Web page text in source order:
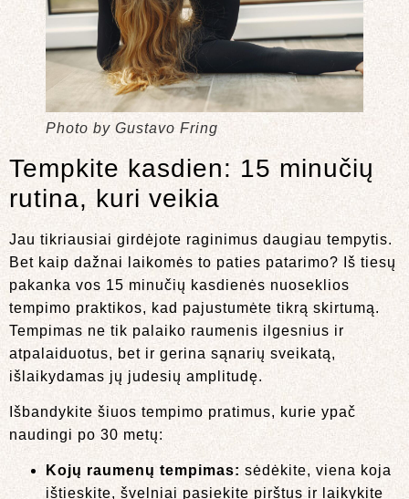
Photo by Gustavo Fring
Tempkite kasdien: 15 minučių
rutina, kuri veikia
Jau tikriausiai girdėjote raginimus daugiau tempytis.
Bet kaip dažnai laikomės to paties patarimo? Iš tiesų
pakanka vos 15 minučių kasdienės nuoseklios
tempimo praktikos, kad pajustumėte tikrą skirtumą.
Tempimas ne tik palaiko raumenis ilgesnius ir
atpalaiduotus, bet ir gerina sąnarių sveikatą,
išlaikydamas jų judesių amplitudę.
Išbandykite šiuos tempimo pratimus, kurie ypač
naudingi po 30 metų:
Kojų raumenų tempimas: sėdėkite, viena koja
ištieskite, švelniai pasiekite pirštus ir laikykite